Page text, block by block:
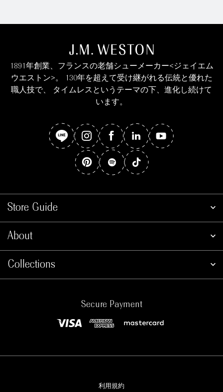
Store Guide
About
Collections
1891年創業、フランスの老舗シューメーカー<ジェイエム
ウエストン>。 130年を超えて受け継がれる伝統と優れた
職人技で、 タイムレスというテーマの下、進化し続けて
います。
Secure Payment
利用規約